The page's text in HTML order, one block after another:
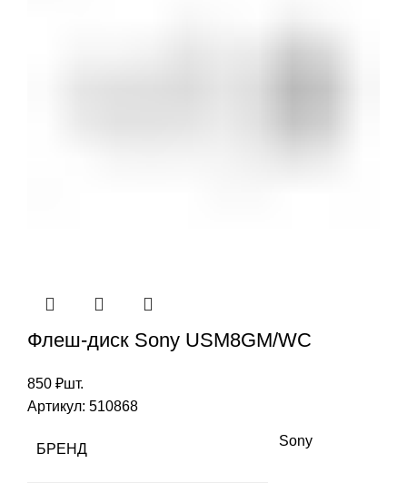
Флеш-диск Sony USM8GM/WC
850 ₽шт.
Артикул: 510868
БРЕНД
Sony